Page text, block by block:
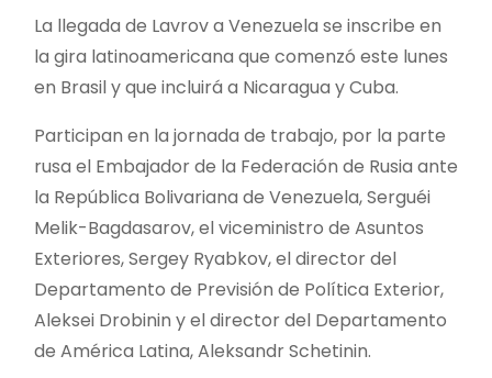
La llegada de Lavrov a Venezuela se inscribe en
la gira latinoamericana que comenzó este lunes
en Brasil y que incluirá a Nicaragua y Cuba.
Participan en la jornada de trabajo, por la parte
rusa el Embajador de la Federación de Rusia ante
la República Bolivariana de Venezuela, Serguéi
Melik-Bagdasarov, el viceministro de Asuntos
Exteriores, Sergey Ryabkov, el director del
Departamento de Previsión de Política Exterior,
Aleksei Drobinin y el director del Departamento
de América Latina, Aleksandr Schetinin.